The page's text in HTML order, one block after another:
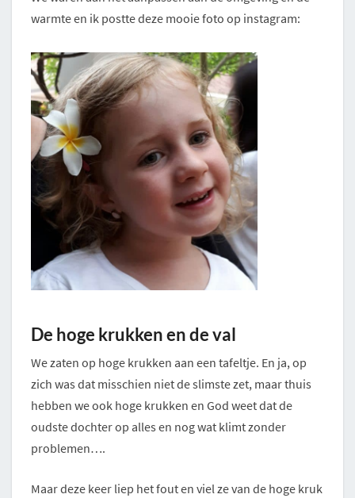
warmte en ik postte deze mooie foto op instagram:
De hoge krukken en de val
We zaten op hoge krukken aan een tafeltje. En ja, op
zich was dat misschien niet de slimste zet, maar thuis
hebben we ook hoge krukken en God weet dat de
oudste dochter op alles en nog wat klimt zonder
problemen….
Maar deze keer liep het fout en viel ze van de hoge kruk